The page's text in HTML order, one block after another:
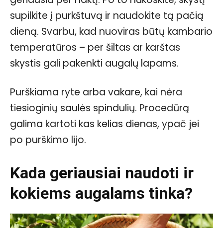
supilkite į purkštuvą ir naudokite tą pačią
dieną. Svarbu, kad nuoviras būtų kambario
temperatūros – per šiltas ar karštas
skystis gali pakenkti augalų lapams.
Purškiama ryte arba vakare, kai nėra
tiesioginių saulės spindulių. Procedūrą
galima kartoti kas kelias dienas, ypač jei
po purškimo lijo.
Kada geriausiai naudoti ir
kokiems augalams tinka?